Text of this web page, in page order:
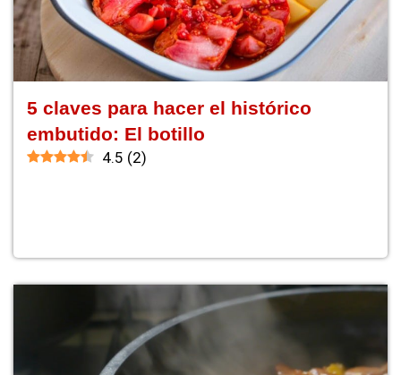
5 claves para hacer el histórico
embutido: El botillo
4.5 (2)